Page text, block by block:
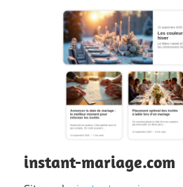
instant-mariage.com